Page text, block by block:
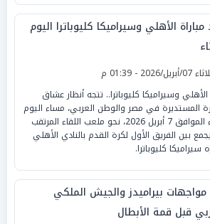
الأهلي وسيراميكا كليوباترا اليوم
2026 - 01:39 م
الأهلي وسيراميكا كليوباترا.. تتجه أنظار عشاق
المستديرة في مصر والوطن العربي، مساء اليوم
الثلاثاء الموافق 7 أبريل 2026، نحو ملعب اللقاء المرتقب
بين الفريق الأول لكرة القدم بالنادي الأهلي
سيراميكا كليوباترا.
مواجهات بيراميدز والجيش الملكي
قبل قمة الأبطال